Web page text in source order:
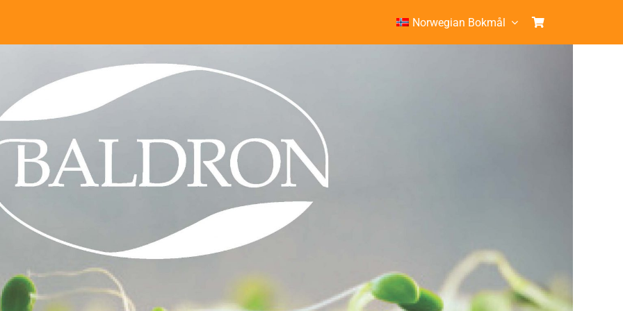
Norwegian Bokmål